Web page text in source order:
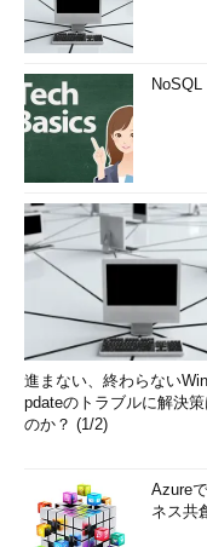
NoSQL
進まない、終わらない
pdateのトラブルに解決
のか？ (1/2)
Azure
ネス共